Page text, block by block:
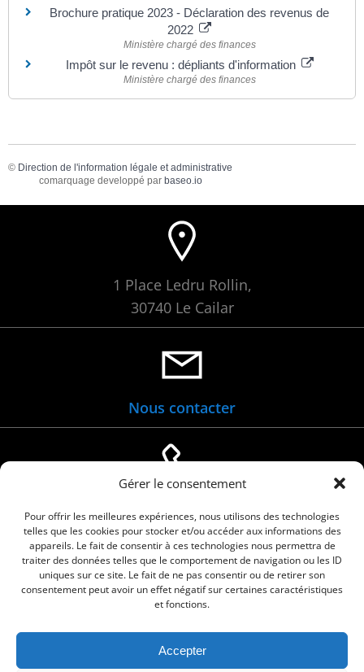
Gérer le consentement
Pour offrir les meilleures expériences, nous utilisons des technologies
telles que les cookies pour stocker et/ou accéder aux informations des
appareils. Le fait de consentir à ces technologies nous permettra de
traiter des données telles que le comportement de navigation ou les ID
uniques sur ce site. Le fait de ne pas consentir ou de retirer son
consentement peut avoir un effet négatif sur certaines caractéristiques
et fonctions.
Accepter
Brochure pratique 2023 - Déclaration des revenus de
2022
Ministère chargé des finances
Impôt sur le revenu : dépliants d'information
Ministère chargé des finances
© Direction de l'information légale et administrative
comarquage developpé par baseo.io
1 Place Ledru Rollin,
30740 Le Cailar
Nous contacter
04 66 88 01 05